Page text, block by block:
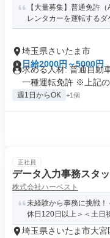
【大量募集】普通免許
レンタカーを運転するダ
埼玉県さいたま市
日給2000円～5000円
求める人材: 普通自動
一種運転免許 ※上記の
週1日からOK +1個
正社員
データ入力事務スタ
株式会社ハーベスト
未経験から事務に挑戦
休日120日以上＞＜土日
埼玉県さいたま市大宮